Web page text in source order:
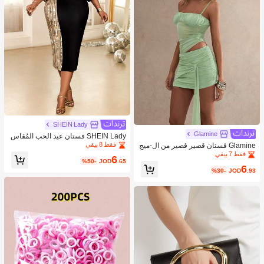
Glamine
Glamine فستان قصير قصير من ال-ميج
مع لصقة من اللحم المفروم للنساء في ال
فقط 7 بيقي
JOD6.93
%30-
SHEIN Lady
SHEIN Lady فستان عيد الحب المُقاس
الكبير، ملابس نسائية للعطلات والشاطئ
فقط 8 بيقي
JOD6.65
%50-